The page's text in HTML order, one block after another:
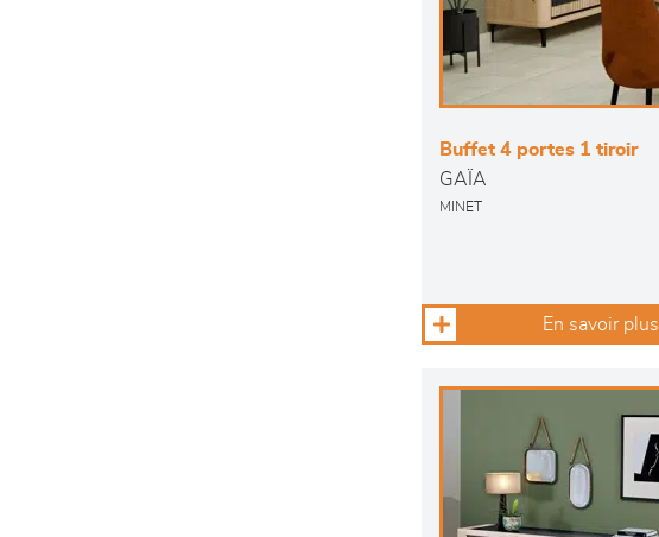
Buffet 4 portes 1 tiroir
GAÏA
MINET
En savoir plus